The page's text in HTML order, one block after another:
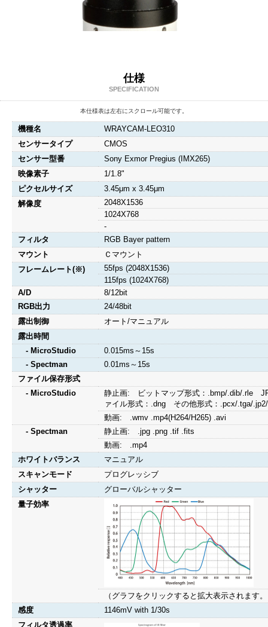
仕様
SPECIFICATION
本仕様表は左右にスクロール可能です。
機種名
WRAYCAM-LEO310
センサータイプ
CMOS
センサー型番
Sony Exmor Pregius (IMX265)
映像素子
1/1.8"
ピクセルサイズ
3.45μm x 3.45μm
解像度
2048X1536
1024X768
-
フィルタ
RGB Bayer pattern
マウント
Ｃマウント
フレームレート(※)
55fps (2048X1536)
115fps (1024X768)
A/D
8/12bit
RGB出力
24/48bit
露出制御
オート/マニュアル
露出時間
- MicroStudio
0.015ms～15s
- Spectman
0.01ms～15s
ファイル保存形式
- MicroStudio
静止画: ビットマップ形式：.bmp/.dib/.rle
ァイル形式：.dng その他形式：.pcx/.tga/
動画: .wmv .mp4(H264/H265) .avi
- Spectman
静止画: .jpg .png .tif .fits
動画: .mp4
ホワイトバランス
マニュアル
スキャンモード
プログレッシブ
シャッター
グローバルシャッター
量子効率
（グラフをクリックすると拡大表示されます
感度
1146mV with 1/30s
フィルタ透過率